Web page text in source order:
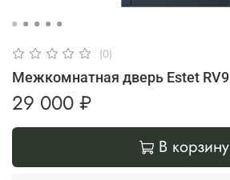
(0)
Межкомнатная дверь Estet RV9
29 000 ₽
В корзину